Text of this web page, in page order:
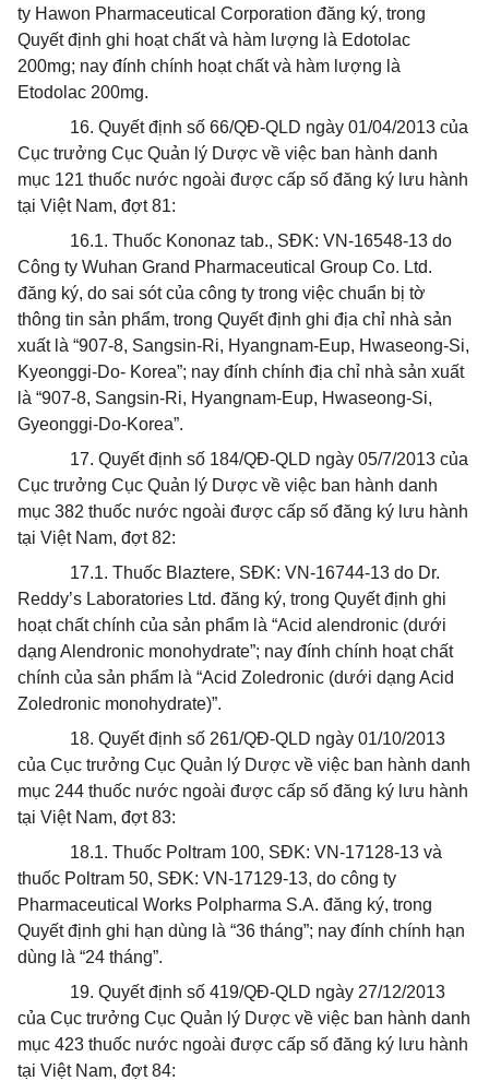
ty Hawon Pharmaceutical Corporation đăng ký, trong
Quyết định ghi hoạt chất và hàm lượng là Edotolac
200mg; nay đính chính hoạt chất và hàm lượng là
Etodolac 200mg.
16. Quyết định số 66/QĐ-QLD ngày 01/04/2013 của
Cục trưởng Cục Quản lý Dược về việc ban hành danh
mục 121 thuốc nước ngoài được cấp số đăng ký lưu hành
tại Việt Nam, đợt 81:
16.1. Thuốc Kononaz tab., SĐK: VN-16548-13 do
Công ty Wuhan Grand Pharmaceutical Group Co. Ltd.
đăng ký, do sai sót của công ty trong việc chuẩn bị tờ
thông tin sản phẩm, trong Quyết định ghi địa chỉ nhà sản
xuất là “907-8, Sangsin-Ri, Hyangnam-Eup, Hwaseong-Si,
Kyeonggi-Do- Korea”; nay đính chính địa chỉ nhà sản xuất
là “907-8, Sangsin-Ri, Hyangnam-Eup, Hwaseong-Si,
Gyeonggi-Do-Korea”.
17. Quyết định số 184/QĐ-QLD ngày 05/7/2013 của
Cục trưởng Cục Quản lý Dược về việc ban hành danh
mục 382 thuốc nước ngoài được cấp số đăng ký lưu hành
tại Việt Nam, đợt 82:
17.1. Thuốc Blaztere, SĐK: VN-16744-13 do Dr.
Reddy’s Laboratories Ltd. đăng ký, trong Quyết định ghi
hoạt chất chính của sản phẩm là “Acid alendronic (dưới
dạng Alendronic monohydrate”; nay đính chính hoạt chất
chính của sản phẩm là “Acid Zoledronic (dưới dạng Acid
Zoledronic monohydrate)”.
18. Quyết định số 261/QĐ-QLD ngày 01/10/2013
của Cục trưởng Cục Quản lý Dược về việc ban hành danh
mục 244 thuốc nước ngoài được cấp số đăng ký lưu hành
tại Việt Nam, đợt 83:
18.1. Thuốc Poltram 100, SĐK: VN-17128-13 và
thuốc Poltram 50, SĐK: VN-17129-13, do công ty
Pharmaceutical Works Polpharma S.A. đăng ký, trong
Quyết định ghi hạn dùng là “36 tháng”; nay đính chính hạn
dùng là “24 tháng”.
19. Quyết định số 419/QĐ-QLD ngày 27/12/2013
của Cục trưởng Cục Quản lý Dược về việc ban hành danh
mục 423 thuốc nước ngoài được cấp số đăng ký lưu hành
tại Việt Nam, đợt 84: